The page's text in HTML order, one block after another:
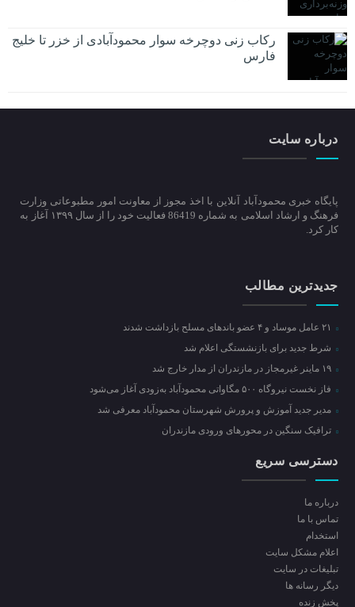
رکاب زنی دوچرخه سوار محمودآبادی از خزر تا خلیج
فارس
درباره سایت
پایگاه خبری محمودآباد آنلاین با اخذ مجوز از معاونت امور مطبوعاتی وزارت
فرهنگ و ارشاد اسلامی به شماره 86419 فعالیت خود را از سال ۱۳۹۹ آغاز به
کار کرد.
جدیدترین مطالب
شرط جدید برای بازنشستگی اعلام شد
۱۹ ماینر غیرمجاز در مازندران از مدار خارج شد
فاز نخست نیروگاه ۵۰۰ مگاواتی محمودآباد به‌زودی آغاز می‌شود
مدیر جدید آموزش و پرورش شهرستان محمودآباد معرفی شد
ترافیک سنگین در محور‌های ورودی مازندران
دسترسی سریع
درباره ما
تماس با ما
استخدام
اعلام مشکل سایت
تبلیغات در سایت
ديگر رسانه ها
پخش زنده